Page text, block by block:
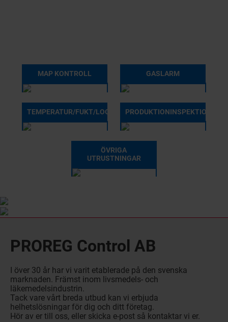
MAP KONTROLL GASLARM
TEMPERATUR/FUKT/LOG PRODUKTIONINSPEKTION
ÖVRIGA
UTRUSTNINGAR
PROREG Control AB
I över 30 år har vi varit etablerade på den svenska
marknaden. Främst inom livsmedels- och
läkemedelsindustrin.
Tack vare vårt breda utbud kan vi erbjuda
helhetslösningar för dig och ditt företag.
Hör av er till oss, eller skicka e-post så kontaktar vi er.